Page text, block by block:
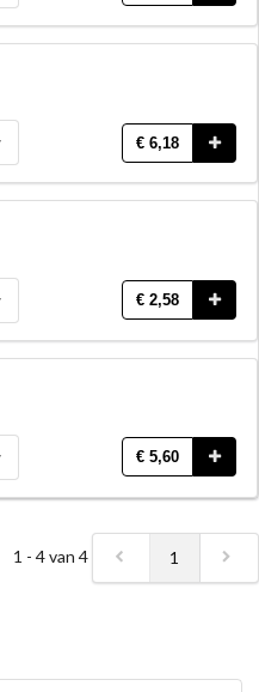
€ 6,18
€ 2,58
€ 5,60
1 - 4 van 4
1